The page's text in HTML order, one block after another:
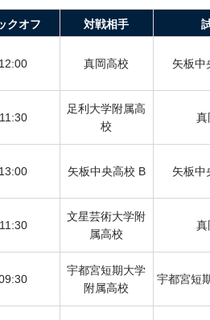
クオフ 対戦相手
12:00 真岡高校 矢板中
11:30
足利大学附属高
校
真
13:00 矢板中央高校 B 矢板中
11:30
文星芸術大学附
属高校
真
宇都宮短期大学
附属高校
宇都宮短